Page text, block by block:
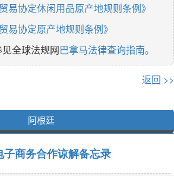
易协定休闲用品原产地规则条例》
易协定原产地规则条例》
全球法规网巴拿马法律查询指南。
返回 >>
阿根廷
子商务合作谅解备忘录